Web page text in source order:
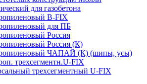
для газобетона
В-FIX
для ПБ
Россия
Россия (К)
ЧАПАЙ (К) (шипы, усы)
трехсегментн.U-FIX
трехсегментный U-FIX